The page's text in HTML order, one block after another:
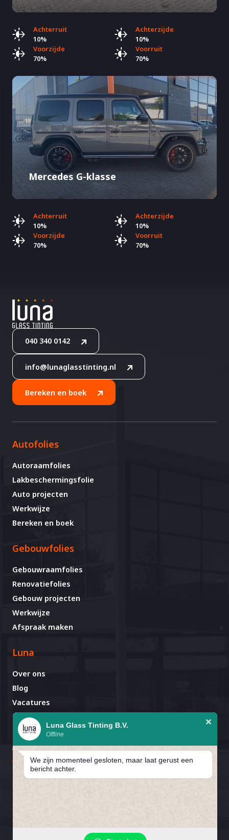
wij gesloten van 25 juli T/M 16
Achterruit
10%
Achterzijde
10%
Voorzijde
70%
Voorruit
70%
Mercedes G-klasse
Achterruit
10%
Achterzijde
10%
Voorzijde
70%
Voorruit
70%
040 340 0142
info@lunaglasstinting.nl
Bereken en boek
Afspraak al gemaakt?
Avignonlaan 67
5627 GA Eindhoven
CookiebeleidCookievoorkeuren
Autofolies
Autoraamfolies
Lakbeschermingsfolie
Auto projecten
Werkwijze
Bereken en boek
Gebouwfolies
Gebouwraamfolies
Renovatiefolies
Gebouw projecten
Werkwijze
Afspraak maken
Luna
Over ons
Blog
Vacatures
Contact
Luna Glass Tinting B.V.
Offline
We zijn momenteel gesloten, maar laat gerust een
bericht achter.